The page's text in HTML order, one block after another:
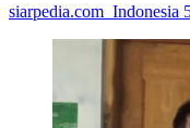
siarpedia.com_Indonesia